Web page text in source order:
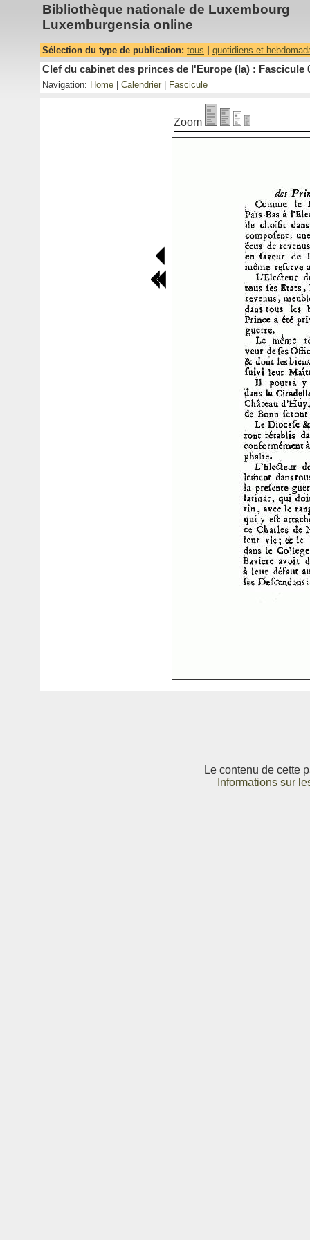
Bibliothèque nationale de Luxembourg
Luxemburgensia online
Sélection du type de publication: tous quotidiens et
Clef du cabinet des princes de l'Europe (la) : Fascicule
Navigation: Home Calendrier Fascicule
Zoom
Le contenu de cette
Informations sur